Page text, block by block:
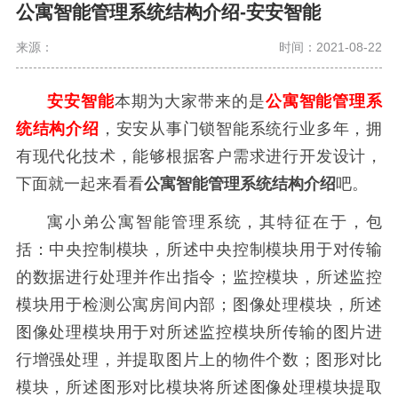
公寓智能管理系统结构介绍-安安智能
来源： 时间：2021-08-22
安安智能本期为大家带来的是公寓智能管理系
统结构介绍 ，安安从事门锁智能系统行业多年，拥
有现代化技术，能够根据客户需求进行开发设计，
下面就一起来看看公寓智能管理系统结构介绍吧。
寓小弟公寓智能管理系统，其特征在于，包
括：中央控制模块，所述中央控制模块用于对传输
的数据进行处理并作出指令；监控模块，所述监控
模块用于检测公寓房间内部；图像处理模块，所述
图像处理模块用于对所述监控模块所传输的图片进
行增强处理，并提取图片上的物件个数；图形对比
模块，所述图形对比模块将所述图像处理模块提取